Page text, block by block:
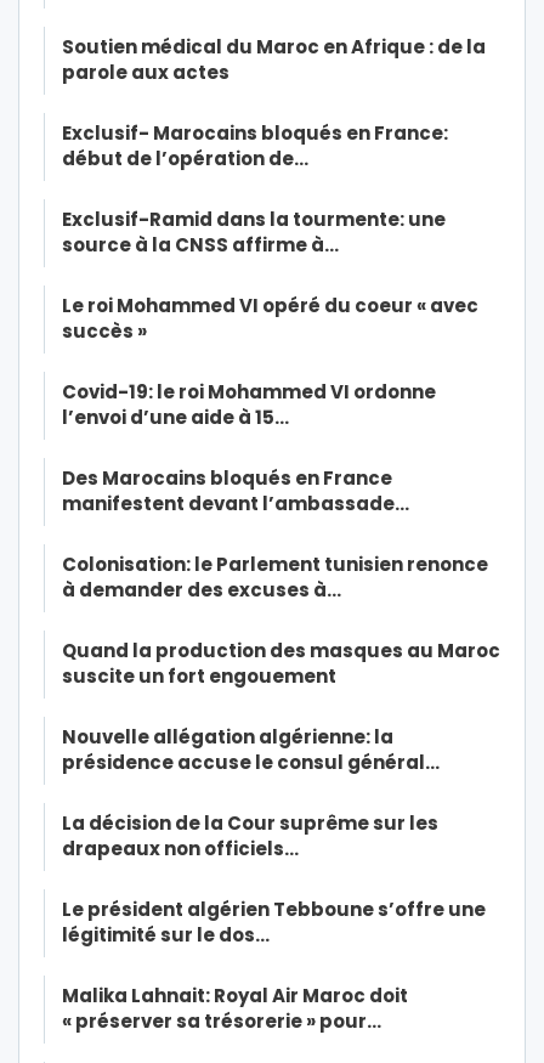
Soutien médical du Maroc en Afrique : de la
parole aux actes
Exclusif- Marocains bloqués en France:
début de l’opération de…
Exclusif-Ramid dans la tourmente: une
source à la CNSS affirme à…
Le roi Mohammed VI opéré du coeur « avec
succès »
Covid-19: le roi Mohammed VI ordonne
l’envoi d’une aide à 15…
Des Marocains bloqués en France
manifestent devant l’ambassade…
Colonisation: le Parlement tunisien renonce
à demander des excuses à…
Quand la production des masques au Maroc
suscite un fort engouement
Nouvelle allégation algérienne: la
présidence accuse le consul général…
La décision de la Cour suprême sur les
drapeaux non officiels…
Le président algérien Tebboune s’offre une
légitimité sur le dos…
Malika Lahnait: Royal Air Maroc doit
« préserver sa trésorerie » pour…